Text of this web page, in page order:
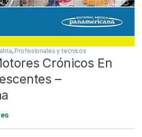
, Profesionales y tecnicos
Crónicos En
–